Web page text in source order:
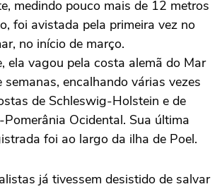
medindo pouco mais de 12 metros
foi avistada pela primeira vez no
no início de março.
ela vagou pela costa alemã do Mar
encalhando várias vezes
de Schleswig-Holstein e de
Ocidental. Sua última
foi ao largo da ilha de Poel.
já tivessem desistido de salvar